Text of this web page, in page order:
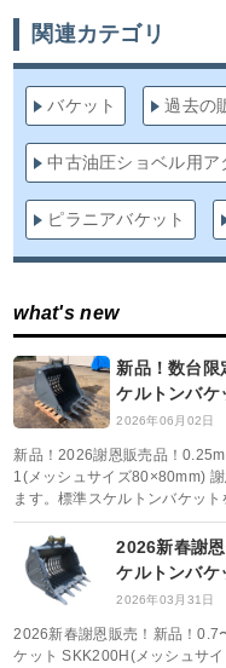
関連カテゴリ
バケット 過去の
中古油圧ショベル用ア
ピラニアバケット
what's new
新品！数台限
ケルトンバケ
2026年06月02日
新品！2026謝恩販売品！
1(メッシュサイズ80×80mm)
ます。標準スケルトンバケット
2026新春謝
ケルトンバケ
2026年03月31日
2026新春謝恩販売！新品！0.7
ケット SKK200H(メッシュサ